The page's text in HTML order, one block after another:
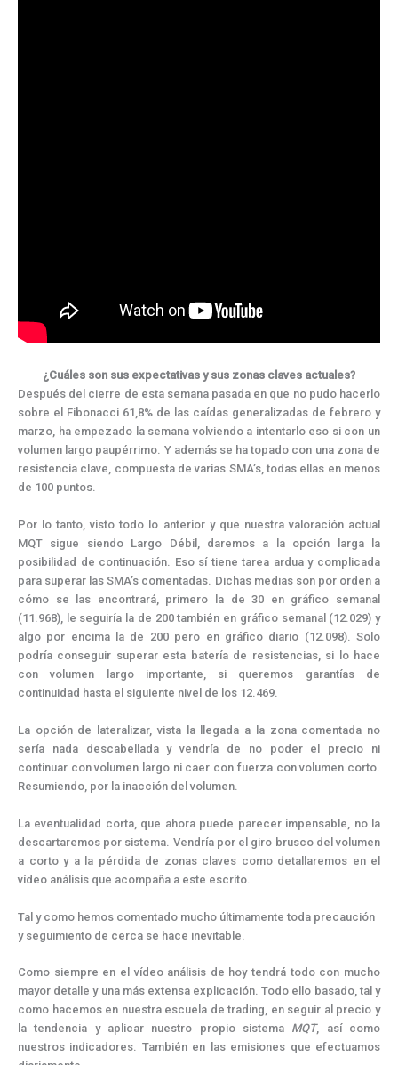
¿Cuáles son sus expectativas y sus zonas claves actuales?
Después del cierre de esta semana pasada en que no pudo hacerlo
sobre el Fibonacci 61,8% de las caídas generalizadas de febrero y
marzo, ha empezado la semana volviendo a intentarlo eso si con un
volumen largo paupérrimo. Y además se ha topado con una zona de
resistencia clave, compuesta de varias SMA’s, todas ellas en menos
de 100 puntos.
Por lo tanto, visto todo lo anterior y que nuestra valoración actual
MQT sigue siendo Largo Débil, daremos a la opción larga la
posibilidad de continuación. Eso sí tiene tarea ardua y complicada
para superar las SMA’s comentadas. Dichas medias son por orden a
cómo se las encontrará, primero la de 30 en gráfico semanal
(11.968), le seguiría la de 200 también en gráfico semanal (12.029) y
algo por encima la de 200 pero en gráfico diario (12.098). Solo
podría conseguir superar esta batería de resistencias, si lo hace
con volumen largo importante, si queremos garantías de
continuidad hasta el siguiente nivel de los 12.469.
La opción de lateralizar, vista la llegada a la zona comentada no
sería nada descabellada y vendría de no poder el precio ni
continuar con volumen largo ni caer con fuerza con volumen corto.
Resumiendo, por la inacción del volumen.
La eventualidad corta, que ahora puede parecer impensable, no la
descartaremos por sistema. Vendría por el giro brusco del volumen
a corto y a la pérdida de zonas claves como detallaremos en el
vídeo análisis que acompaña a este escrito.
Tal y como hemos comentado mucho últimamente toda precaución
y seguimiento de cerca se hace inevitable.
Como siempre en el vídeo análisis de hoy tendrá todo con mucho
mayor detalle y una más extensa explicación. Todo ello basado, tal y
como hacemos en nuestra escuela de trading, en seguir al precio y
la tendencia y aplicar nuestro propio sistema MQT, así como
nuestros indicadores. También en las emisiones que efectuamos